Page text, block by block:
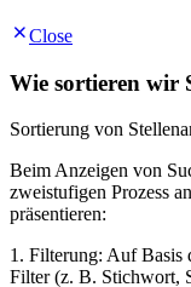
Close
Wie sortieren wir
Sortierung von
Beim Anzeigen von
zweistufigen Prozess
präsentieren:
1. Filterung: Auf Basis
Filter (z. B. Stichwort,